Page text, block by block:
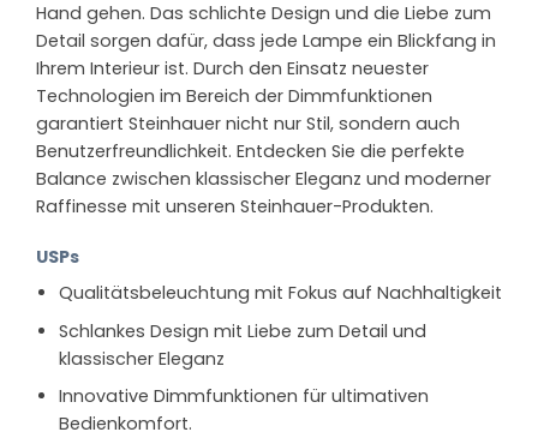
Hand gehen. Das schlichte Design und die Liebe zum
Detail sorgen dafür, dass jede Lampe ein Blickfang in
Ihrem Interieur ist. Durch den Einsatz neuester
Technologien im Bereich der Dimmfunktionen
garantiert Steinhauer nicht nur Stil, sondern auch
Benutzerfreundlichkeit. Entdecken Sie die perfekte
Balance zwischen klassischer Eleganz und moderner
Raffinesse mit unseren Steinhauer-Produkten.
USPs
Qualitätsbeleuchtung mit Fokus auf Nachhaltigkeit
Schlankes Design mit Liebe zum Detail und
klassischer Eleganz
Innovative Dimmfunktionen für ultimativen
Bedienkomfort.